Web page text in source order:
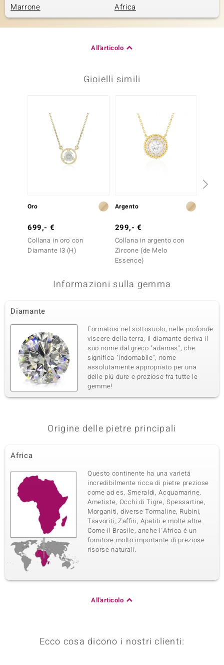
Marrone Africa
All'articolo
Gioielli simili
Oro
699,- €
Collana in oro con
Diamante I3 (H)
Argento
299,- €
Collana in argento con
Zircone (de Melo
Essence)
Informazioni sulla gemma
Diamante
Formatosi nel sottosuolo, nelle profonde
viscere della terra, il diamante deriva il
suo nome dal greco "adamas", che
significa "indomabile", nome
assolutamente appropriato per una
delle piú dure e preziose fra tutte le
gemme!
Origine delle pietre principali
Africa
Questo continente ha una varietá
incredibilmente ricca di pietre preziose
come ad es. Smeraldi, Acquamarine,
Ametiste, Occhi di Tigre, Spessartine,
Morganiti, diverse Tormaline, Rubini,
Tsavoriti, Zaffiri, Apatiti e molte altre.
Come il Brasile, anche l´Africa é un
fornitore molto importante di preziose
risorse naturali.
All'articolo
Ecco cosa dicono i nostri clienti: